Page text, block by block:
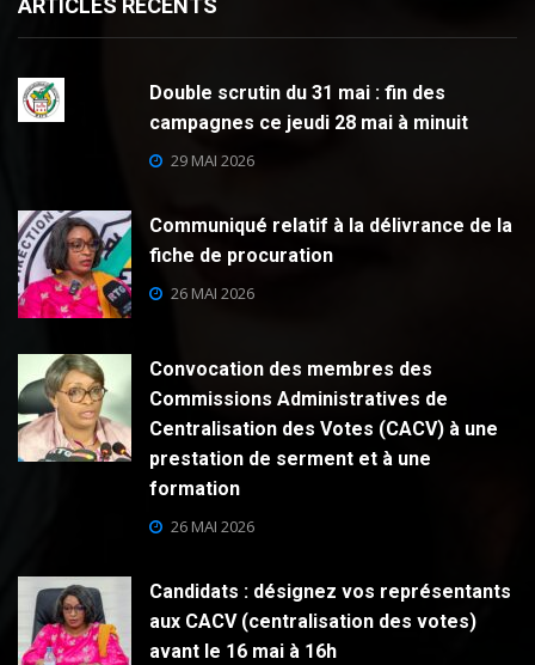
ARTICLES RECENTS
Double scrutin du 31 mai : fin des
campagnes ce jeudi 28 mai à minuit
29 MAI 2026
Communiqué relatif à la délivrance de la
fiche de procuration
26 MAI 2026
Convocation des membres des
Commissions Administratives de
Centralisation des Votes (CACV) à une
prestation de serment et à une
formation
26 MAI 2026
Candidats : désignez vos représentants
aux CACV (centralisation des votes)
avant le 16 mai à 16h